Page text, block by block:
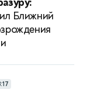
Ближний